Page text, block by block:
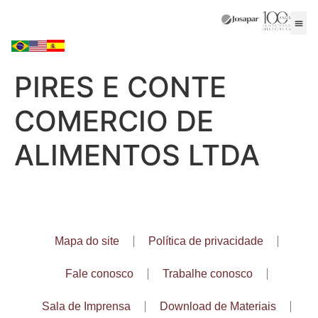
PIRES E CONTE
COMERCIO DE
ALIMENTOS LTDA
Mapa do site Política de privacidade
Fale conosco Trabalhe conosco
Sala de Imprensa Download de Materiais